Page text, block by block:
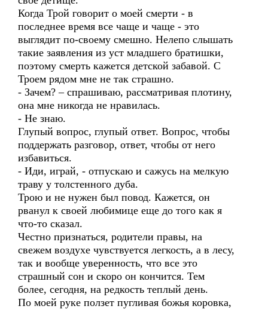
Когда Трой говорит о моей смерти - в
последнее время все чаще и чаще - это
выглядит по-своему смешно. Нелепо слышать
такие заявления из уст младшего братишки,
поэтому смерть кажется детской забавой. С
Троем рядом мне не так страшно.
- Зачем? – спрашиваю, рассматривая плотину,
она мне никогда не нравилась.
- Не знаю.
Глупый вопрос, глупый ответ. Вопрос, чтобы
поддержать разговор, ответ, чтобы от него
избавиться.
- Иди, играй, - отпускаю и сажусь на мелкую
траву у толстенного дуба.
Трою и не нужен был повод. Кажется, он
рванул к своей любимице еще до того как я
что-то сказал.
Честно признаться, родители правы, на
свежем воздухе чувствуется легкость, а в лесу,
так и вообще уверенность, что все это
страшный сон и скоро он кончится. Тем
более, сегодня, на редкость теплый день.
По моей руке ползет пугливая божья коровка,